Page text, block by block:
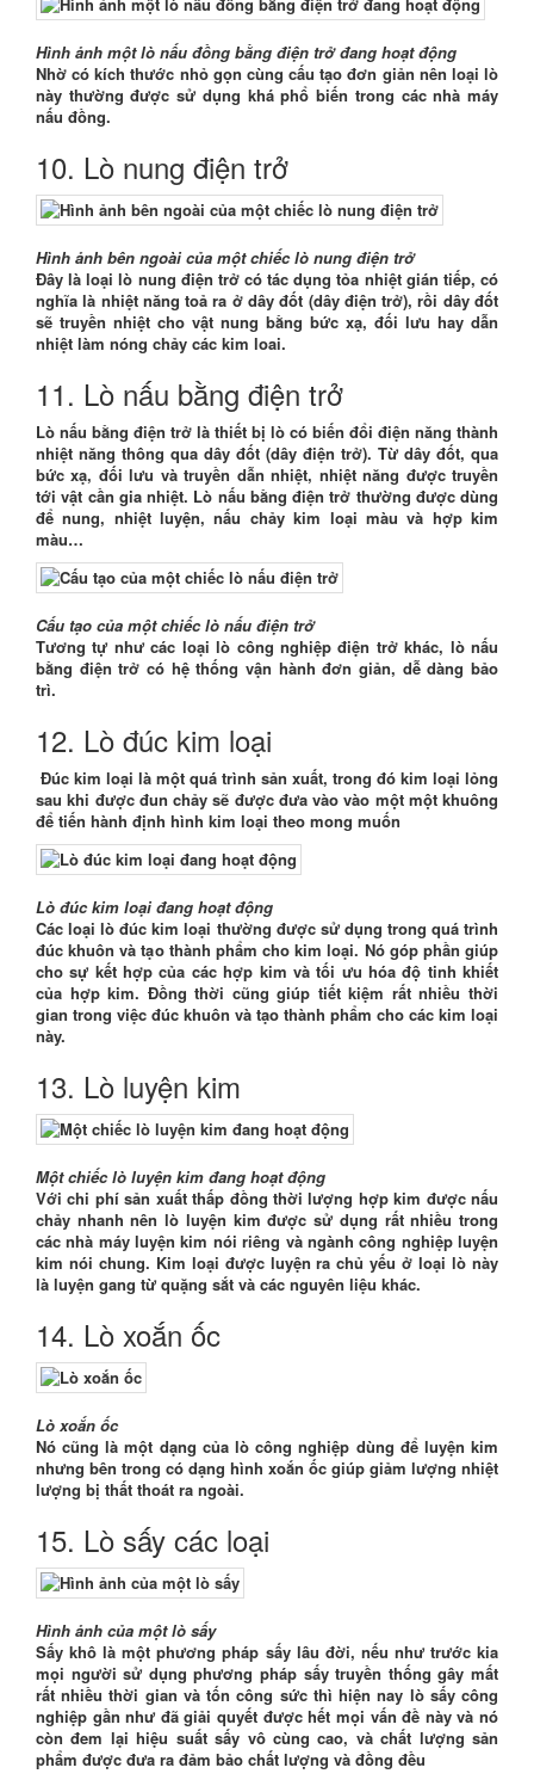
Hình ảnh một lò nấu đồng bằng điện trở đang hoạt động
Nhờ có kích thước nhỏ gọn cùng cấu tạo đơn giản nên loại lò
này thường được sử dụng khá phổ biến trong các nhà máy
nấu đồng.
10. Lò nung điện trở
Hình ảnh bên ngoài của một chiếc lò nung điện trở
Đây là loại lò nung điện trở có tác dụng tỏa nhiệt gián tiếp, có
nghĩa là nhiệt năng toả ra ở dây đốt (dây điện trở), rồi dây đốt
sẽ truyền nhiệt cho vật nung bằng bức xạ, đối lưu hay dẫn
nhiệt làm nóng chảy các kim loai.
11. Lò nấu bằng điện trở
Lò nấu bằng điện trở là thiết bị lò có biến đổi điện năng thành
nhiệt năng thông qua dây đốt (dây điện trở). Từ dây đốt, qua
bức xạ, đối lưu và truyền dẫn nhiệt, nhiệt năng được truyền
tới vật cần gia nhiệt. Lò nấu bằng điện trở thường được dùng
để nung, nhiệt luyện, nấu chảy kim loại màu và hợp kim
màu…
Cấu tạo của một chiếc lò nấu điện trở
Tương tự như các loại lò công nghiệp điện trở khác, lò nấu
bằng điện trở có hệ thống vận hành đơn giản, dễ dàng bảo
trì.
12. Lò đúc kim loại
Đúc kim loại là một quá trình sản xuất, trong đó kim loại lỏng
sau khi được đun chảy sẽ được đưa vào vào một một khuông
để tiến hành định hình kim loại theo mong muốn
Lò đúc kim loại đang hoạt động
Các loại lò đúc kim loại thường được sử dụng trong quá trình
đúc khuôn và tạo thành phẩm cho kim loại. Nó góp phần giúp
cho sự kết hợp của các hợp kim và tối ưu hóa độ tinh khiết
của hợp kim. Đồng thời cũng giúp tiết kiệm rất nhiều thời
gian trong việc đúc khuôn và tạo thành phẩm cho các kim loại
này.
13. Lò luyện kim
Một chiếc lò luyện kim đang hoạt động
Với chi phí sản xuất thấp đồng thời lượng hợp kim được nấu
chảy nhanh nên lò luyện kim được sử dụng rất nhiều trong
các nhà máy luyện kim nói riêng và ngành công nghiệp luyện
kim nói chung. Kim loại được luyện ra chủ yếu ở loại lò này
là luyện gang từ quặng sắt và các nguyên liệu khác.
14. Lò xoắn ốc
Lò xoắn ốc
Nó cũng là một dạng của lò công nghiệp dùng để luyện kim
nhưng bên trong có dạng hình xoắn ốc giúp giảm lượng nhiệt
lượng bị thất thoát ra ngoài.
15. Lò sấy các loại
Hình ảnh của một lò sấy
Sấy khô là một phương pháp sấy lâu đời, nếu như trước kia
mọi người sử dụng phương pháp sấy truyền thống gây mất
rất nhiều thời gian và tốn công sức thì hiện nay lò sấy công
nghiệp gần như đã giải quyết được hết mọi vấn đề này và nó
còn đem lại hiệu suất sấy vô cùng cao, và chất lượng sản
phẩm được đưa ra đảm bảo chất lượng và đồng đều